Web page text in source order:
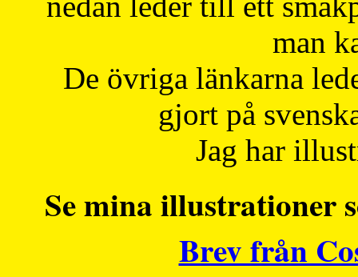
man
De övriga länkarna
gjort på
Jag har
Se mina illustrationer
Brev från